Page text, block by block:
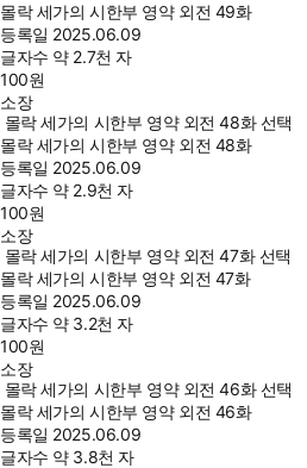
몰락 세가의 시한부 영약 외전 49화
등록일 2025.06.09
글자수 약 2.7천 자
100원
소장
몰락 세가의 시한부 영약 외전 48화 선택
몰락 세가의 시한부 영약 외전 48화
등록일 2025.06.09
글자수 약 2.9천 자
100원
소장
몰락 세가의 시한부 영약 외전 47화 선택
몰락 세가의 시한부 영약 외전 47화
등록일 2025.06.09
글자수 약 3.2천 자
100원
소장
몰락 세가의 시한부 영약 외전 46화 선택
몰락 세가의 시한부 영약 외전 46화
등록일 2025.06.09
글자수 약 3.8천 자